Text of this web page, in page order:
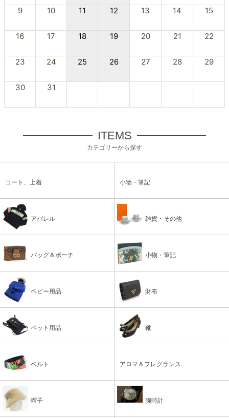
9 10 11 12 13 14 15
16 17 18 19 20 21 22
23 24 25 26 27 28 29
30 31
ITEMS
カテゴリーから探す
コート、上着 小物・筆記
アパレル 雑貨・その他
バッグ＆ポーチ 小物・筆記
ベビー用品 財布
ペット用品 靴
ベルト アロマ＆フレグランス
帽子 腕時計